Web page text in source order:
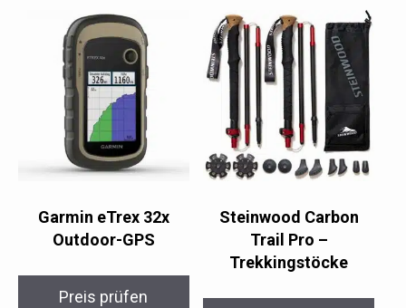
Garmin eTrex 32x
Outdoor-GPS
Preis prüfen
Steinwood Carbon
Trail Pro –
Trekkingstöcke